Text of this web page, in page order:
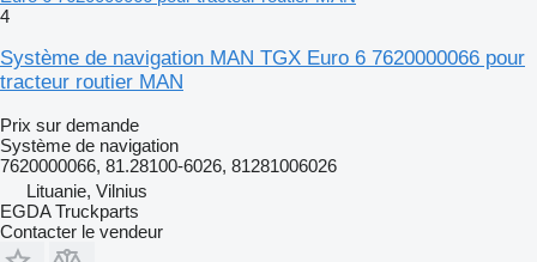
4
Système de navigation MAN TGX Euro 6 7620000066 pour
tracteur routier MAN
Prix sur demande
Système de navigation
7620000066, 81.28100-6026, 81281006026
Lituanie, Vilnius
EGDA Truckparts
Contacter le vendeur